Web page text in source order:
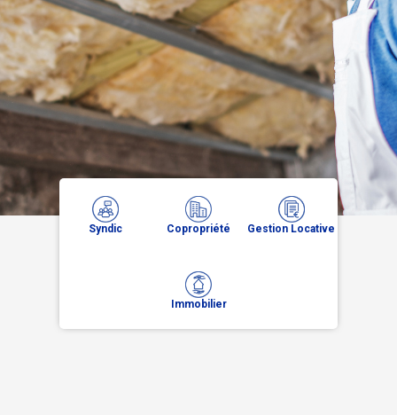
Syndic Copropriété Gestion Locative
Immobilier